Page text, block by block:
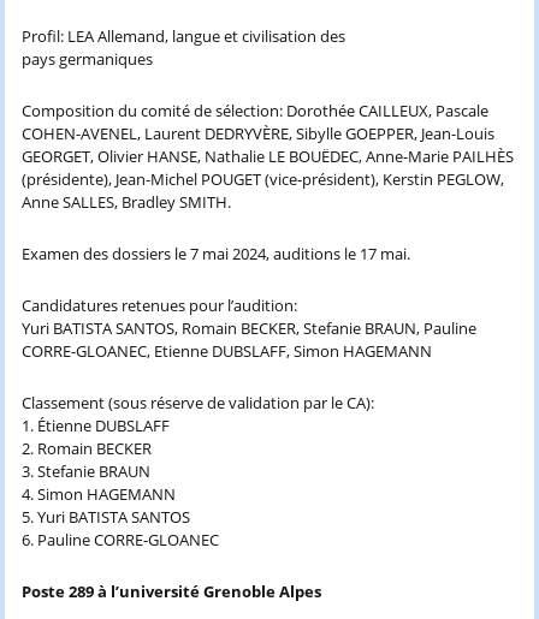
Profil: LEA Allemand, langue et civilisation des
pays germaniques
Composition du comité de sélection: Dorothée CAILLEUX, Pascale
COHEN-AVENEL, Laurent DEDRYVÈRE, Sibylle GOEPPER, Jean-Louis
GEORGET, Olivier HANSE, Nathalie LE BOUËDEC, Anne-Marie PAILHÈS
(présidente), Jean-Michel POUGET (vice-président), Kerstin PEGLOW,
Anne SALLES, Bradley SMITH.
Examen des dossiers le 7 mai 2024, auditions le 17 mai.
Candidatures retenues pour l’audition:
Yuri BATISTA SANTOS, Romain BECKER, Stefanie BRAUN, Pauline
CORRE-GLOANEC, Etienne DUBSLAFF, Simon HAGEMANN
Classement (sous réserve de validation par le CA):
1. Étienne DUBSLAFF
2. Romain BECKER
3. Stefanie BRAUN
4. Simon HAGEMANN
5. Yuri BATISTA SANTOS
6. Pauline CORRE-GLOANEC
Poste 289 à l’université Grenoble Alpes